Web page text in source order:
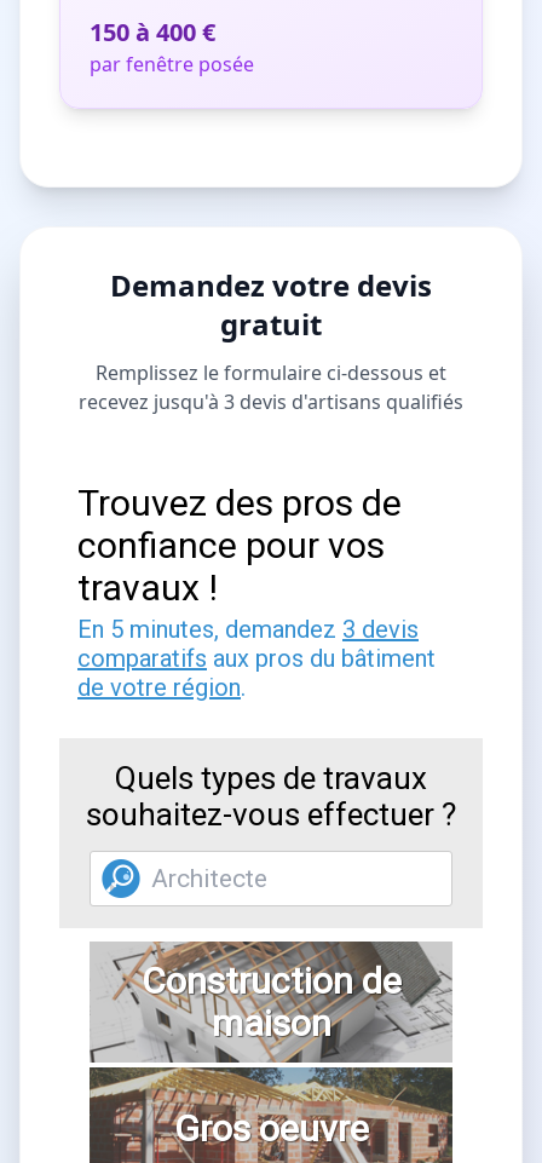
150 à 400 €
par fenêtre posée
Demandez votre devis
gratuit
Remplissez le formulaire ci-dessous et
recevez jusqu'à 3 devis d'artisans qualifiés
Trouvez des pros de
confiance pour vos
travaux !
En 5 minutes, demandez 3 devis
comparatifs aux pros du bâtiment
de votre région.
Quels types de travaux
souhaitez-vous effectuer ?
Construction de
maison
Gros oeuvre